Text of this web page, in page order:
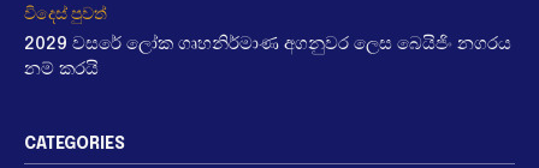
විදෙස් පුවත්
2029 වසරේ ලෝක ගෘහනිර්මාණ අගනුවර ලෙස බෙයිජිං නගරය
නම් කරයි
CATEGORIES